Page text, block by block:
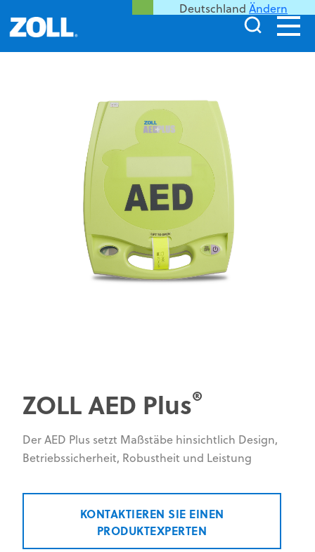
ZOLL AED Plus®
Der AED Plus setzt Maßstäbe hinsichtlich Design,
Betriebssicherheit, Robustheit und Leistung
KONTAKTIEREN SIE EINEN
PRODUKTEXPERTEN